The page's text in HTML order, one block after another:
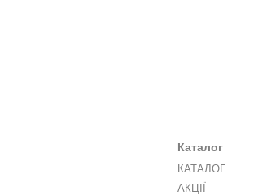
Каталог
КАТАЛОГ
АКЦІЇ